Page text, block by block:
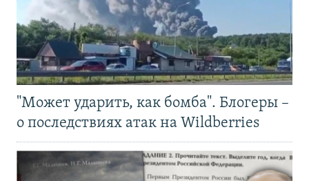
"Может ударить, как бомба". Блогеры –
о последствиях атак на Wildberries